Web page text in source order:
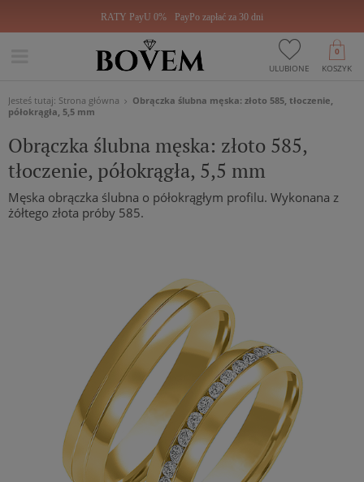
RATY PayU 0% PayPo zapłać za 30 dni
ULUBIONE KOSZYK
0
Jesteś tutaj: Strona główna
Obrączka ślubna męska: złoto 585, tłoczenie,
półokrągła, 5,5 mm
Obrączka ślubna męska: złoto 585,
tłoczenie, półokrągła, 5,5 mm
Męska obrączka ślubna o półokrągłym profilu. Wykonana z
żółtego złota próby 585.